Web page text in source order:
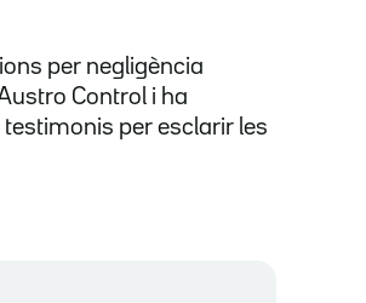
per negligència
Control i ha
per esclarir les